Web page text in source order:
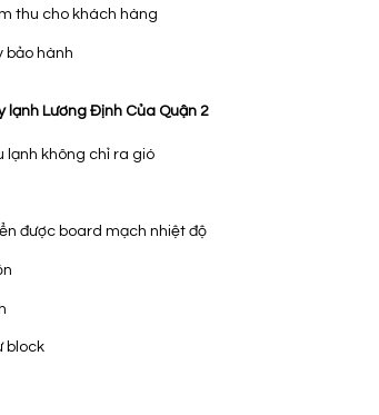
thu cho khách hàng
bảo hành
lạnh Lương Định Của Quận 2
lạnh không chỉ ra gió
được board mạch nhiệt độ
block